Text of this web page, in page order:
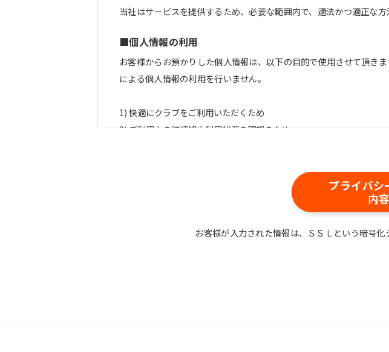
当社はサービスを提供するため、必要な範囲内で、適法かつ適正な
■個人情報の利用
お客様からお預かりした個人情報は、以下の目的で使用させて頂き
による個人情報の利用を行いません。
快適にクラブをご利用いただくため
ご利用上の諸連絡や利用状況の確認のため
個人を特定できないよう加工したうえでの統計的なデータの作成、
■個人情報の管理
プライバシ
内
お客様が入力された情報は、ＳＳＬという暗号